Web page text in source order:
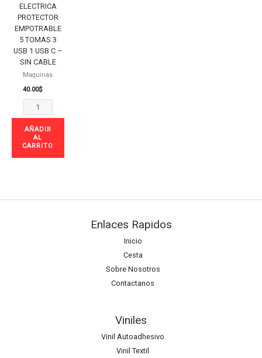
ELECTRICA
PROTECTOR
EMPOTRABLE
5 TOMAS 3
USB 1 USB C –
SIN CABLE
Maquinas
40.00$
1
USB
C
-
SIN
CABLE
cantidad
AÑADIR
AL
CARRITO
Enlaces Rapidos
Inicio
Cesta
Sobre Nosotros
Contactanos
Viniles
Vinil Autoadhesivo
Vinil Textil